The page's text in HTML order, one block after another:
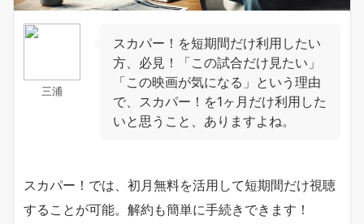
三浦
スカパー！を短期間だけ利用したい
方、必見！「この試合だけ見たい」
「この映画が気になる」という理由
で、スカパー！を1ヶ月だけ利用した
いと思うこと、ありますよね。
スカパー！では、初月無料を活用して短期間だけ視聴
することが可能。解約も簡単に手続きできます！